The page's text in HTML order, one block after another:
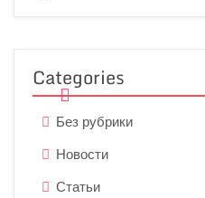
Categories
Без рубрики
Новости
Статьи